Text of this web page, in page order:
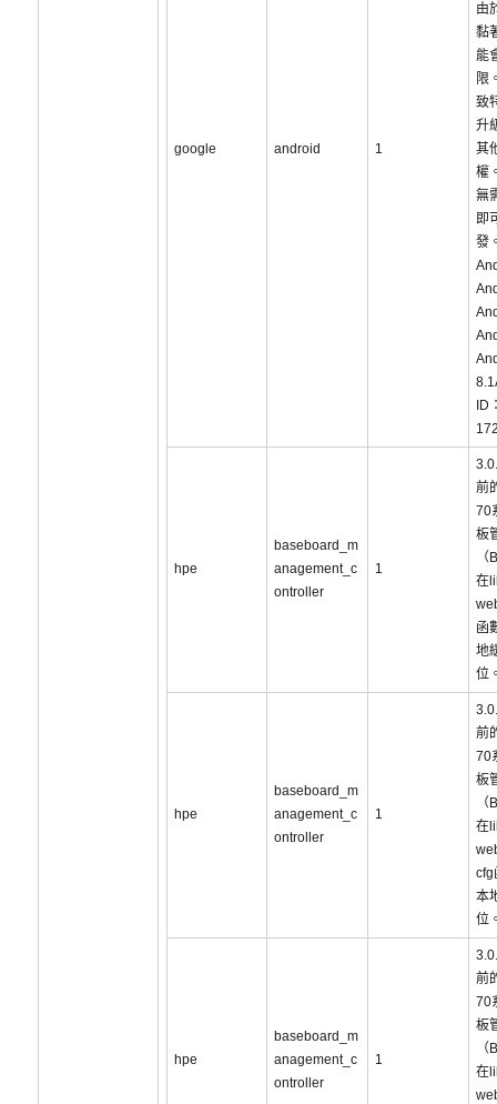
google android 1
由
黏
能
限
致
升
其
權
無
即
發
ID
hpe
baseboard_m
anagement_c
ontroller
1
前
70
板
在
函
地
位
hpe
baseboard_m
anagement_c
ontroller
1
前
70
板
在
cfg
本
位
hpe
baseboard_m
anagement_c
ontroller
1
前
70
板
在